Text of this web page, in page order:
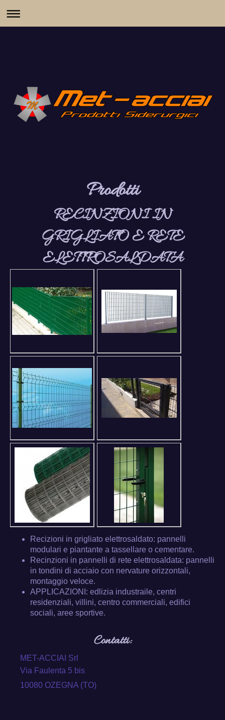
Prodotti
RECINZIONI IN
GRIGLIATO E RETE
ELETTROSALDATA
Recizioni in grigliato elettrosaldato: pannelli
modulari e piantante a tassellare o cementare.
Recinzioni in pannelli di rete elettrosaldata: pannelli
in tondini di acciaio con nervature orizzontali,
montaggio veloce.
APPLICAZIONI: edlizia industraile, centri
residenziali, villini, centro commerciali, edifici
sociali, aree sportive.
Contatti:
MET-ACCIAI Srl
Via Faulenta 5 bis
10080 OZEGNA (TO)